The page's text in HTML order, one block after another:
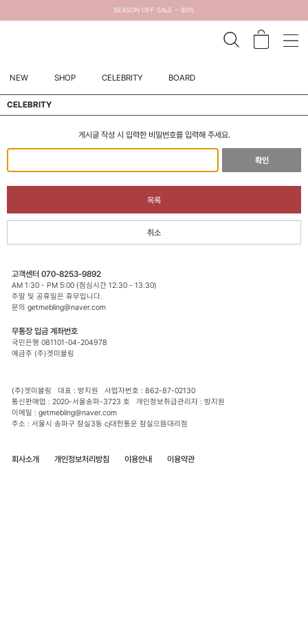
SEASON OFF SALE ~ 80%
NEW SHOP CELEBRITY BOARD
CELEBRITY
게시글 작성 시 입력한 비밀번호를 입력해 주세요.
확인
목록
취소
고객센터 070-8253-9892
AM 1:30 - PM 5:00 (점심시간 12:30 - 13:30)
주말 및 공휴일은 휴무입니다.
문의 getmebling@naver.com
무통장 입금 계좌번호
국민은행 081101-04-204978
예금주 (주)겟미블링
(주)겟미블링 대표 : 방지원 사업자번호 : 862-87-02130
통신판매업 : 2020-서울송파-3723 호 개인정보취급관리자 : 방지원
이메일 : getmebling@naver.com
주소 : 서울시 송파구 잠실3동 cj대한통운 잠실으뜸대리점
회사소개 개인정보처리방침 이용안내 이용약관